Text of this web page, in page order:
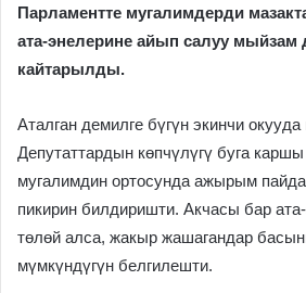
Парламентте мугалимдерди
ата-энелерине айып салуу мыйзам
кайтарылды.
Аталган демилге бүгүн экинчи окууда
Депутаттардын көпчүлүгү буга
мугалимдин ортосунда ажырым
пикирин билдиришти. Акчасы бар
төлөй алса, жакыр жашагандар
мүмкүндүгүн белгилешти.